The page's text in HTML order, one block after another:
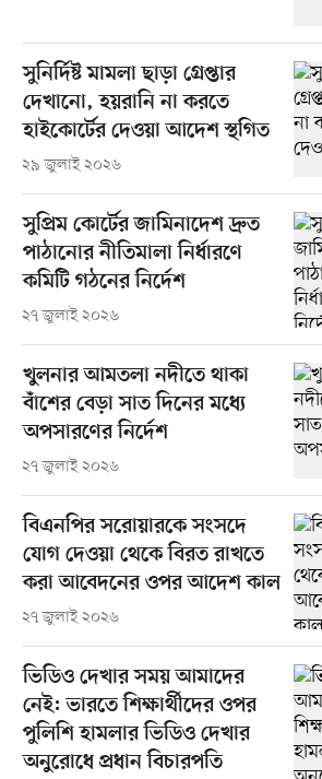
সুনির্দিষ্ট মামলা ছাড়া গ্রেপ্তার
দেখানো, হয়রানি না করতে
হাইকোর্টের দেওয়া আদেশ স্থগিত
২৯ জুলাই ২০২৬
সুপ্রিম কোর্টের জামিনাদেশ দ্রুত
পাঠানোর নীতিমালা নির্ধারণে
কমিটি গঠনের নির্দেশ
২৭ জুলাই ২০২৬
খুলনার আমতলা নদীতে থাকা
বাঁশের বেড়া সাত দিনের মধ্যে
অপসারণের নির্দেশ
২৭ জুলাই ২০২৬
বিএনপির সরোয়ারকে সংসদে
যোগ দেওয়া থেকে বিরত রাখতে
করা আবেদনের ওপর আদেশ কাল
২৭ জুলাই ২০২৬
ভিডিও দেখার সময় আমাদের
নেই: ভারতে শিক্ষার্থীদের ওপর
পুলিশি হামলার ভিডিও দেখার
অনুরোধে প্রধান বিচারপতি